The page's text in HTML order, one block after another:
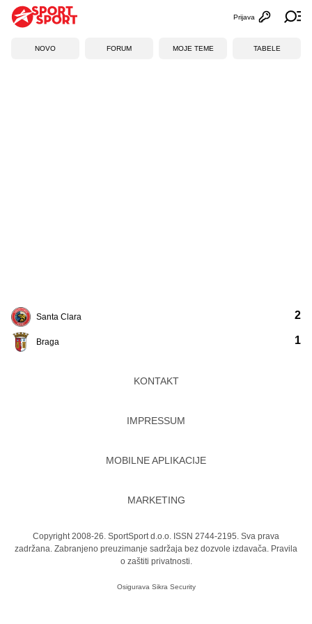
Otvori
Prijava
NOVO FORUM MOJE TEME TABELE
Santa Clara
Braga
2
1
KONTAKT
IMPRESSUM
MOBILNE APLIKACIJE
MARKETING
Copyright 2008-26. SportSport d.o.o. ISSN 2744-2195. Sva prava
zadržana. Zabranjeno preuzimanje sadržaja bez dozvole izdavača. Pravila
o zaštiti privatnosti.
Osigurava Sikra Security